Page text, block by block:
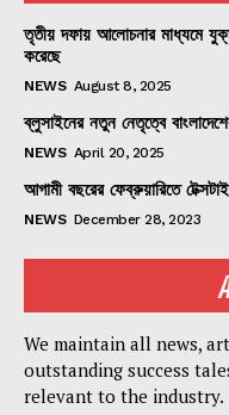
তৃতীয় দফায় আলোচনার মাধ্যমে
করেছে
NEWS August 8, 2025
ব্লুসাইনের নতুন নেতৃত্বে
NEWS April 20, 2025
আগামী বছরের ফেব্রুয়ারিতে
NEWS December 28, 2023
We maintain all news,
outstanding success
relevant to the industry.